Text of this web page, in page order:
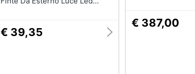
€ 39,35
€ 387,00